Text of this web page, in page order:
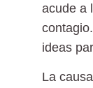
acude a
ideas
La